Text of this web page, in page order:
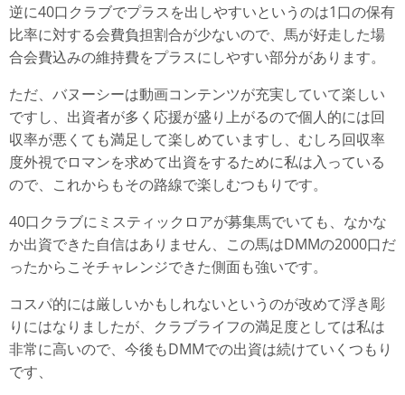
逆に40口クラブでプラスを出しやすいというのは1口の保有
比率に対する会費負担割合が少ないので、馬が好走した場
合会費込みの維持費をプラスにしやすい部分があります。
ただ、バヌーシーは動画コンテンツが充実していて楽しい
ですし、出資者が多く応援が盛り上がるので個人的には回
収率が悪くても満足して楽しめていますし、むしろ回収率
度外視でロマンを求めて出資をするために私は入っている
ので、これからもその路線で楽しむつもりです。
40口クラブにミスティックロアが募集馬でいても、なかな
か出資できた自信はありません、この馬はDMMの2000口だ
ったからこそチャレンジできた側面も強いです。
コスパ的には厳しいかもしれないというのが改めて浮き彫
りにはなりましたが、クラブライフの満足度としては私は
非常に高いので、今後もDMMでの出資は続けていくつもり
です、